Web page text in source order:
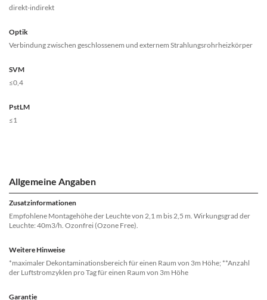
direkt-indirekt
Optik
Verbindung zwischen geschlossenem und externem Strahlungsrohrheizkörper
SVM
≤0,4
PstLM
≤1
Allgemeine Angaben
Zusatzinformationen
Empfohlene Montagehöhe der Leuchte von 2,1 m bis 2,5 m. Wirkungsgrad der
Leuchte: 40m3/h. Ozonfrei (Ozone Free).
Weitere Hinweise
*maximaler Dekontaminationsbereich für einen Raum von 3m Höhe; **Anzahl
der Luftstromzyklen pro Tag für einen Raum von 3m Höhe
Garantie